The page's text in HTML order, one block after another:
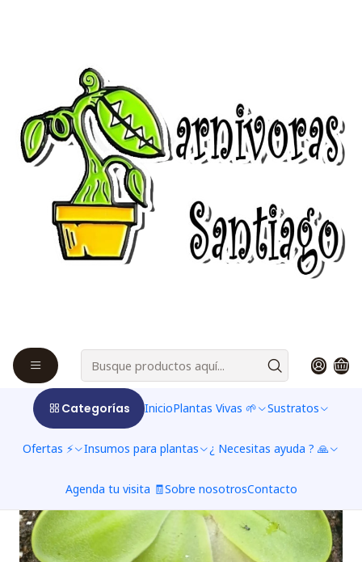
Categorías InicioPlantas Vivas 🌱 Sustratos
Ofertas ⚡ Insumos para plantas ¿ Necesitas ayuda ? 🙏
Agenda tu visita 🧾Sobre nosotrosContacto